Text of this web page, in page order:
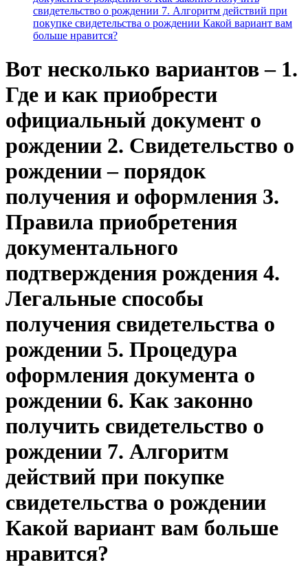
свидетельство о рождении 7. Алгоритм действий при
покупке свидетельства о рождении Какой вариант вам
больше нравится?
Вот несколько вариантов – 1.
Где и как приобрести
официальный документ о
рождении 2. Свидетельство о
рождении – порядок
получения и оформления 3.
Правила приобретения
документального
подтверждения рождения 4.
Легальные способы
получения свидетельства о
рождении 5. Процедура
оформления документа о
рождении 6. Как законно
получить свидетельство о
рождении 7. Алгоритм
действий при покупке
свидетельства о рождении
Какой вариант вам больше
нравится?